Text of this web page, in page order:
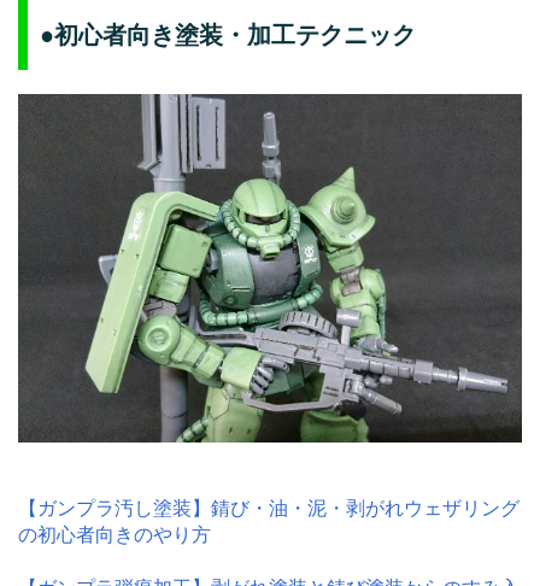
●初心者向き塗装・加工テクニック
【ガンプラ汚し塗装】錆び・油・泥・剥がれウェザリング
の初心者向きのやり方